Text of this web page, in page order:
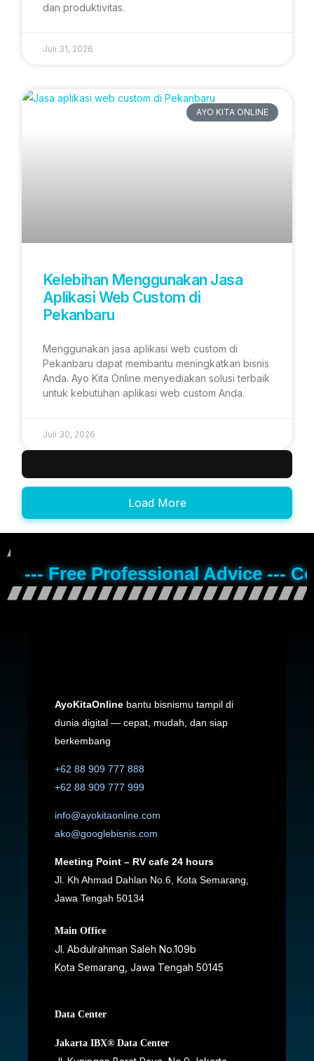
dan produktivitas.
Juli 31, 2026
AYO KITA ONLINE
Kelebihan Menggunakan Jasa
Aplikasi Web Custom di
Pekanbaru
Menggunakan jasa aplikasi web custom di
Pekanbaru dapat membantu meningkatkan bisnis
Anda. Ayo Kita Online menyediakan solusi terbaik
untuk kebutuhan aplikasi web custom Anda.
Juli 30, 2026
Load More
--- Free Professional Advice ---
AyoKitaOnlinebantu bisnismu tampil di
dunia digital — cepat, mudah, dan siap
berkembang
+62 88 909 777 888
+62 88 909 777 999
info@ayokitaonline.com
ako@googlebisnis.com
Meeting Point – RV cafe 24 hours
Jl. Kh Ahmad Dahlan No.6, Kota Semarang,
Jawa Tengah 50134
Main Office
Jl. Abdulrahman Saleh No.109b
Kota Semarang, Jawa Tengah 50145
Data Center
Jakarta IBX® Data Center